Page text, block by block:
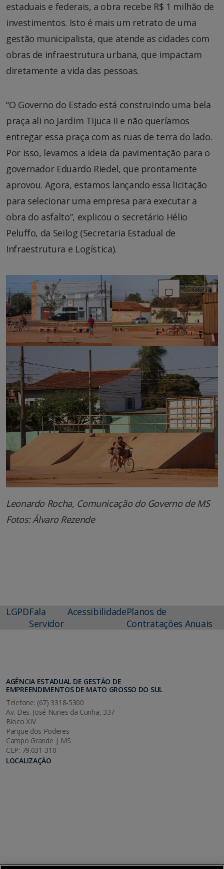
estaduais e federais, a obra recebe R$ 1 milhão de
investimentos. Isto é mais um retrato de uma
gestão municipalista, que atende as cidades com
obras de infraestrutura urbana, que impactam
diretamente a vida das pessoas.
“O Governo do Estado está construindo uma bela
praça ali no Jardim Tijuca II e não queríamos
entregar essa praça com as ruas de terra do lado.
Por isso, levamos a ideia da pavimentação para o
governador Eduardo Riedel, que prontamente
aprovou. Agora, estamos lançando essa licitação
para selecionar uma empresa para executar a
obra do asfalto”, explicou o secretário Hélio
Peluffo, da Seilog (Secretaria Estadual de
Infraestrutura e Logística).
Leonardo Rocha, Comunicação do Governo de MS
Fotos: Álvaro Rezende
LGPDFala
Servidor
AcessibilidadePlanos de
Contratações Anuais
AGÊNCIA ESTADUAL DE GESTÃO DE
EMPREENDIMENTOS DE MATO GROSSO DO SUL
Telefone: (67) 3318-5300
Av. Des. José Nunes da Cunha, 337
Bloco XIV
Parque dos Poderes
Campo Grande | MS
CEP: 79.031-310
LOCALIZAÇÃO